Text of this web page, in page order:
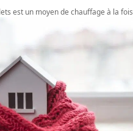
est un moyen de chauffage à la fois